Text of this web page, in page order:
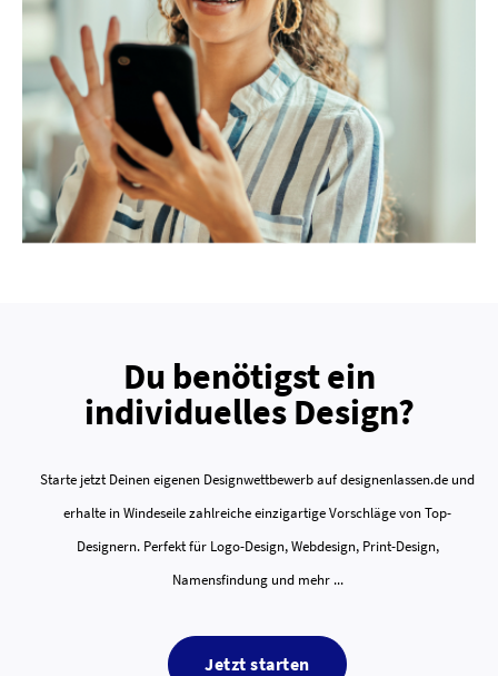
Du benötigst ein
individuelles Design?
Starte jetzt Deinen eigenen Designwettbewerb auf designenlassen.de und
erhalte in Windeseile zahlreiche einzigartige Vorschläge von Top-
Designern. Perfekt für Logo-Design, Webdesign, Print-Design,
Namensfindung und mehr ...
Jetzt starten